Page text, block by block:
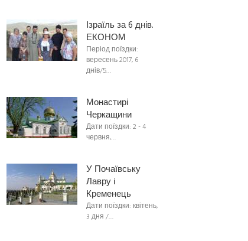
Ізраїль за 6 днів.
ЕКОНОМ
Період поїздки:
вересень 2017, 6
днів/5…
Монастирі
Черкащини
Дати поїздки: 2 - 4
червня,…
У Почаївську
Лавру і
Кременець
Дати поїздки: квітень,
3 дня /…